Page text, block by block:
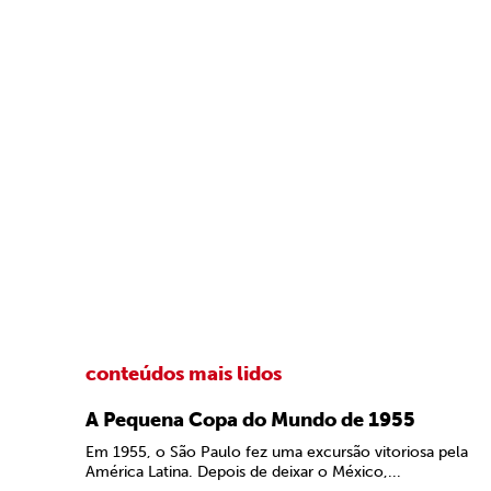
conteúdos mais lidos
A Pequena Copa do Mundo de 1955
Em 1955, o São Paulo fez uma excursão vitoriosa pela
América Latina. Depois de deixar o México,...